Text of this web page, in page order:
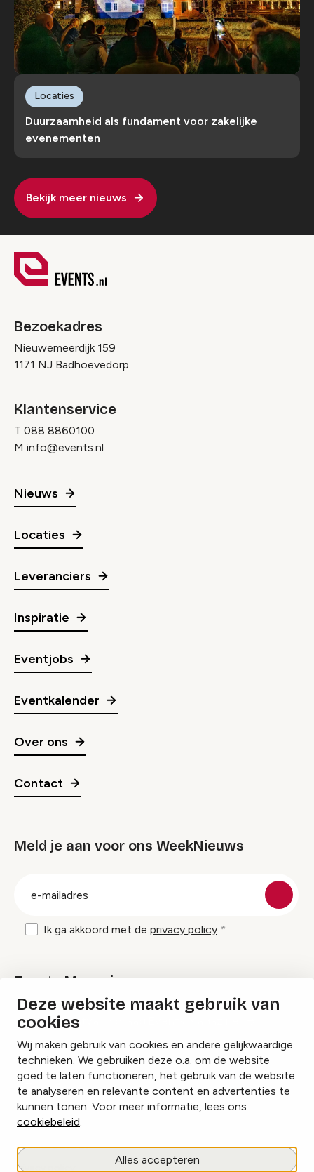
Deze website maakt gebruik van
cookies
Wij maken gebruik van cookies en andere gelijkwaardige
technieken. We gebruiken deze o.a. om de website
goed te laten functioneren, het gebruik van de website
te analyseren en relevante content en advertenties te
kunnen tonen. Voor meer informatie, lees ons
cookiebeleid.
Alles accepteren
Duurzaamheid als fundament voor zakelijke
evenementen
Locaties
Bekijk meer nieuws
Bezoekadres
Nieuwemeerdijk 159
1171 NJ Badhoevedorp
Klantenservice
T 088 8860100
M info@events.nl
Nieuws
Locaties
Leveranciers
Inspiratie
Eventjobs
Eventkalender
Over ons
Contact
Meld je aan voor ons WeekNieuws
Ik ga akkoord met de privacy policy
Events Magazine
Ik ontvang graag Events Magazine
InstagramFacebookLinkedIn
Cookies beheren
Privacy policy